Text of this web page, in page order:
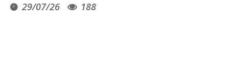
29/07/26 188